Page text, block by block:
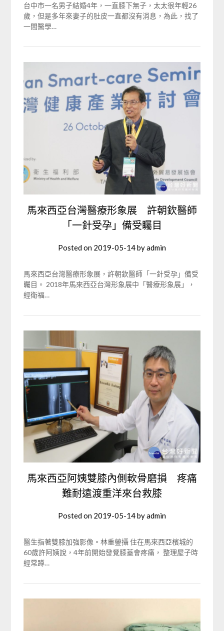
台中市一名男子結婚4年，一直膝下無子，太太很年輕26
歲，但是多年來妻子的肚皮一直都沒有消息，為此，找了
一間醫學…
馬來西亞台灣醫療形象展 許朝欽醫師
「一針受孕」備受矚目
Posted on 2019-05-14byadmin
馬來西亞台灣醫療形象展，許朝欽醫師「一針受孕」備受
矚目。 2018年馬來西亞台灣形象展中「醫療形象展」，
經衛福…
馬來西亞阿姨雙膝內側軟骨磨損 疼痛
難耐遠渡重洋來台救膝
Posted on 2019-05-14byadmin
醫生指著雙膝加強影像。林重鎣攝 住在馬來西亞檳城的
60歲許阿姨說，4年前開始發覺膝蓋會疼痛， 整理屋子時
經常蹲…